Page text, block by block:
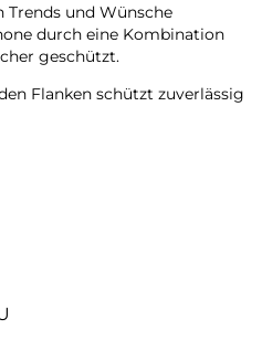
Trends und Wünsche
durch eine Kombination
geschützt.
Flanken schützt zuverlässig
ist diese komplett
Farbe des Smartphones,
bleiben voll zugänglich.
Material und
Luftpolster in den Ecken.